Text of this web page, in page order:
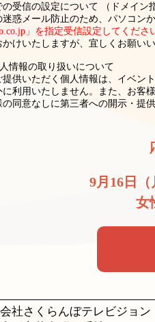
受信の設定について （ドメイン
惑メール防止のため、パソコン
」を指定受信設定してくださ
けいたしますが、宜しくお願い
情報の取り扱いについて
提供いただく個人情報は、イベン
利用いたしません。また、お客
の同意なしに第三者への開示・提
9月16日
女
社さくらんぼテレビジョン